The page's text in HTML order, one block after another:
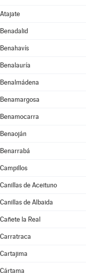
Atajate
Benadalid
Benahavís
Benalauría
Benalmádena
Benamargosa
Benamocarra
Benaoján
Benarrabá
Campillos
Canillas de Aceituno
Canillas de Albaida
Cañete la Real
Carratraca
Cartajima
Cártama